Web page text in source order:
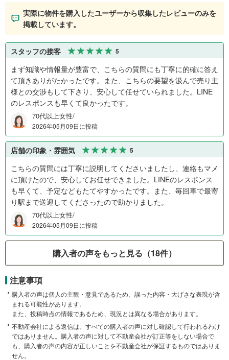
実際に物件を購入したユーザーから収集したレビューのみを
掲載しています。
スタッフの接客 5
まず知識や情報量が豊富で、こちらの質問にも丁寧に的確に答え
て頂きありがたかったです。また、こちらの要望を汲んで売り主
様との交渉もして下さり、安心して任せていられました。LINE
のレスポンスも早くて良かったです。
70代以上女性/
2026年05月09日に投稿
店舗の印象・雰囲気 5
こちらの質問には丁寧に説明してくださいましたし、連絡もマメ
に頂けたので、安心してお任せできました。LINEのレスポンス
も早くて、予定などもたてやすかったです。また、毎回車で最寄
り駅まで送迎してくださったので助かりました。
70代以上女性/
2026年05月09日に投稿
購入者の声をもっと見る（18件）
注意事項
購入者の声は個人の主観・意見であるため、誤った内容・大げさな表現が含
まれる可能性があります。
また、投稿時点の情報であるため、現況とは異なる場合があります。
不動産会社による返信は、すべての購入者の声に対し確認して行われるわけ
ではありません。購入者の声に対して不動産会社が訂正等をしない場合で
も、購入者の声の内容が正しいことを不動産会社が保証するものではありま
せん。